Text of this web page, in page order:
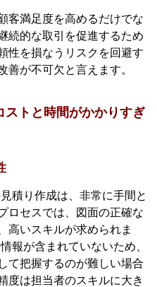
客満足度を高めるだけでな
続的な取引を促進するため
性を損なうリスクを回避す
善が不可欠と言えます。
ストと時間がかかりすぎ
積り作成は、非常に手間と
ロセスでは、図面の正確な
高いスキルが求められま
報が含まれていないため、
て把握するのが難しい場合
度は担当者のスキルに大き